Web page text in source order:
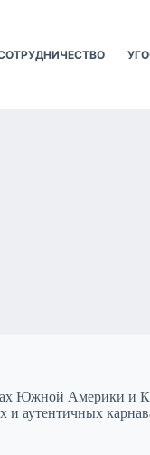
Южной Америки и
и аутентичных